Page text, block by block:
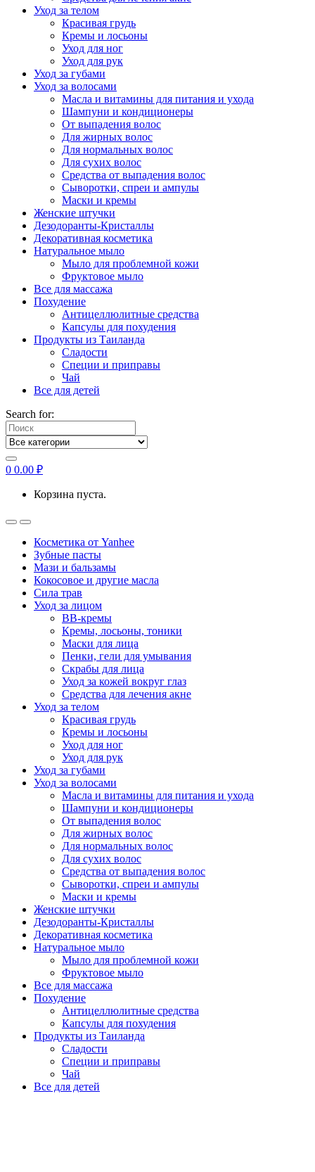
Уход за телом
Красивая грудь
Кремы и лосьоны
Уход для ног
Уход для рук
Уход за губами
Уход за волосами
Масла и витамины для питания и ухода
Шампуни и кондиционеры
От выпадения волос
Для жирных волос
Для нормальных волос
Для сухих волос
Средства от выпадения волос
Сыворотки, спреи и ампулы
Маски и кремы
Женские штучки
Дезодоранты-Кристаллы
Декоративная косметика
Натуральное мыло
Мыло для проблемной кожи
Фруктовое мыло
Все для массажа
Похудение
Антицеллюлитные средства
Капсулы для похудения
Продукты из Таиланда
Сладости
Специи и приправы
Чай
Все для детей
Search for:
0 0.00 ₽
Корзина пуста.
Косметика от Yanhee
Зубные пасты
Мази и бальзамы
Кокосовое и другие масла
Сила трав
Уход за лицом
BB-кремы
Кремы, лосьоны, тоники
Маски для лица
Пенки, гели для умывания
Скрабы для лица
Уход за кожей вокруг глаз
Средства для лечения акне
Уход за телом
Красивая грудь
Кремы и лосьоны
Уход для ног
Уход для рук
Уход за губами
Уход за волосами
Масла и витамины для питания и ухода
Шампуни и кондиционеры
От выпадения волос
Для жирных волос
Для нормальных волос
Для сухих волос
Средства от выпадения волос
Сыворотки, спреи и ампулы
Маски и кремы
Женские штучки
Дезодоранты-Кристаллы
Декоративная косметика
Натуральное мыло
Мыло для проблемной кожи
Фруктовое мыло
Все для массажа
Похудение
Антицеллюлитные средства
Капсулы для похудения
Продукты из Таиланда
Сладости
Специи и приправы
Чай
Все для детей